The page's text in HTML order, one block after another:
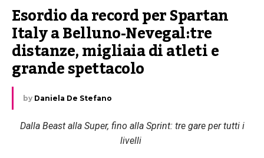
Esordio da record per Spartan
Italy a Belluno-Nevegal:tre
distanze, migliaia di atleti e
grande spettacolo
by Daniela De Stefano
Dalla Beast alla Super, fino alla Sprint: tre gare per tutti i
livelli